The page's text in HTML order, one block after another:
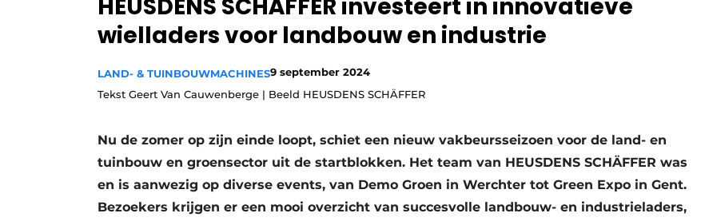
Vacature aanmelden
Video’s
HEUSDENS SCHÄFFER investeert in innovatieve
wielladers voor landbouw en industrie
LAND- & TUINBOUWMACHINES9 september 2024
Tekst Geert Van Cauwenberge | Beeld HEUSDENS SCHÄFFER
Nu de zomer op zijn einde loopt, schiet een nieuw vakbeursseizoen voor de land- en
tuinbouw en groensector uit de startblokken. Het team van HEUSDENS SCHÄFFER was
en is aanwezig op diverse events, van Demo Groen in Werchter tot Green Expo in Gent.
Bezoekers krijgen er een mooi overzicht van succesvolle landbouw- en industrieladers,